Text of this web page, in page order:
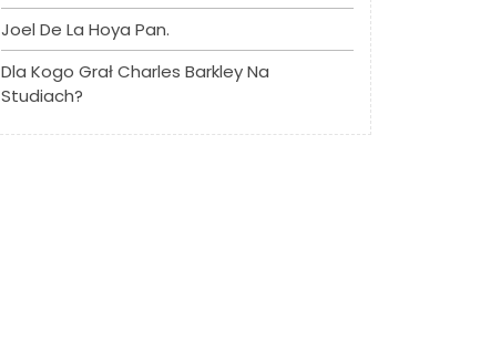
Joel De La Hoya Pan.
Dla Kogo Grał Charles Barkley Na
Studiach?